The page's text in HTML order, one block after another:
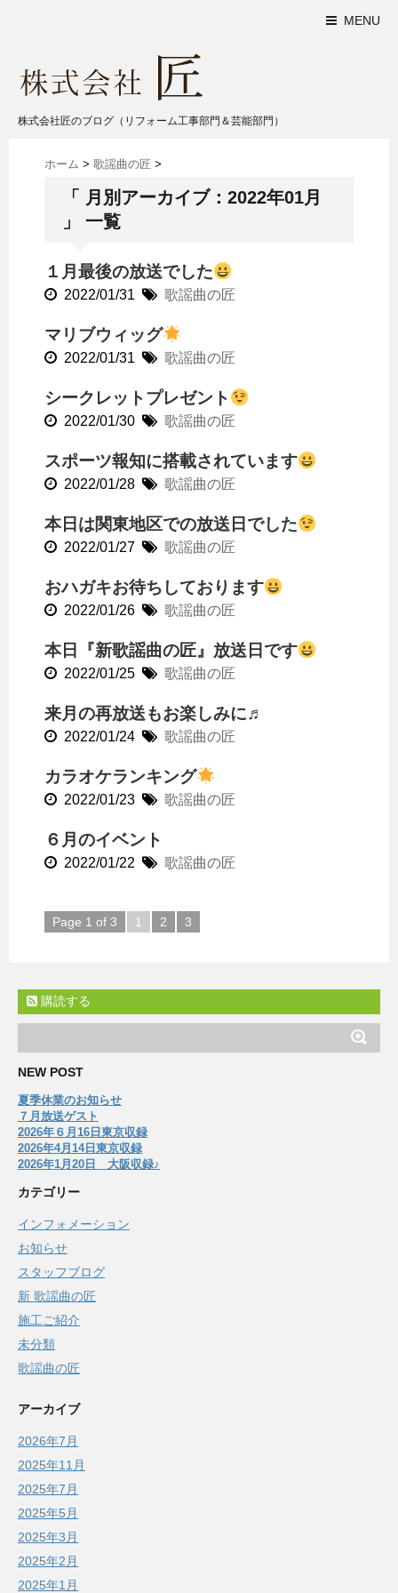
MENU
株式会社匠のブログ（リフォーム工事部門＆芸能部門）
ホーム > 歌謡曲の匠 >
「 月別アーカイブ：2022年01月
」 一覧
１月最後の放送でした
2022/01/31 歌謡曲の匠
マリブウィッグ
2022/01/31 歌謡曲の匠
シークレットプレゼント
2022/01/30 歌謡曲の匠
スポーツ報知に搭載されています
2022/01/28 歌謡曲の匠
本日は関東地区での放送日でした
2022/01/27 歌謡曲の匠
おハガキお待ちしております
2022/01/26 歌謡曲の匠
本日『新歌謡曲の匠』放送日です
2022/01/25 歌謡曲の匠
来月の再放送もお楽しみに♬
2022/01/24 歌謡曲の匠
カラオケランキング
2022/01/23 歌謡曲の匠
６月のイベント
2022/01/22 歌謡曲の匠
Page 1 of 3 1 2 3
購読する
NEW POST
夏季休業のお知らせ
７月放送ゲスト
2026年６月16日東京収録
2026年4月14日東京収録
2026年1月20日 大阪収録♪
カテゴリー
インフォメーション
お知らせ
スタッフブログ
新 歌謡曲の匠
施工ご紹介
未分類
歌謡曲の匠
アーカイブ
2026年7月
2025年11月
2025年7月
2025年5月
2025年3月
2025年2月
2025年1月